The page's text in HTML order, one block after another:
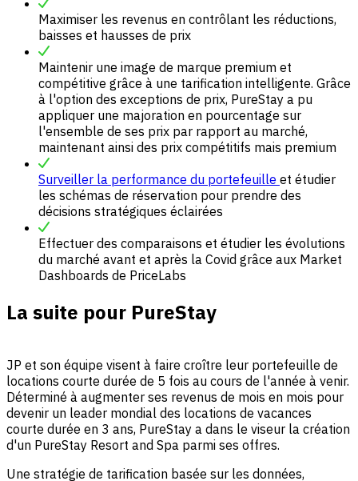
Maximiser les revenus en contrôlant les réductions,
baisses et hausses de prix
Maintenir une image de marque premium et
compétitive grâce à une tarification intelligente. Grâce
à l'option des exceptions de prix, PureStay a pu
appliquer une majoration en pourcentage sur
l'ensemble de ses prix par rapport au marché,
maintenant ainsi des prix compétitifs mais premium
Surveiller la performance du portefeuille et étudier
les schémas de réservation pour prendre des
décisions stratégiques éclairées
Effectuer des comparaisons et étudier les évolutions
du marché avant et après la Covid grâce aux Market
Dashboards de PriceLabs
La suite pour PureStay
JP et son équipe visent à faire croître leur portefeuille de
locations courte durée de 5 fois au cours de l'année à venir.
Déterminé à augmenter ses revenus de mois en mois pour
devenir un leader mondial des locations de vacances
courte durée en 3 ans, PureStay a dans le viseur la création
d'un PureStay Resort and Spa parmi ses offres.
Une stratégie de tarification basée sur les données,